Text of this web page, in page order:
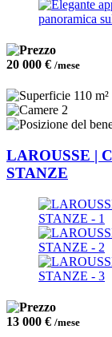
20 000 € /mese
110 m²
2
LAROUSSE |
STANZE
13 000 € /mese